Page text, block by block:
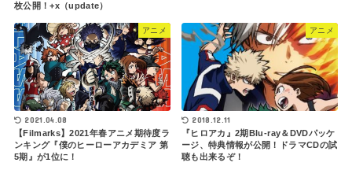
枚公開！+x（update）
アニメ
2021.04.08
【Filmarks】2021年春アニメ期待度ラ
ンキング『僕のヒーローアカデミア 第
5期』が1位に！
アニメ
2018.12.11
『ヒロアカ』2期Blu-ray＆DVDパッケ
ージ、特典情報が公開！ドラマCDの試
聴も出来るぞ！